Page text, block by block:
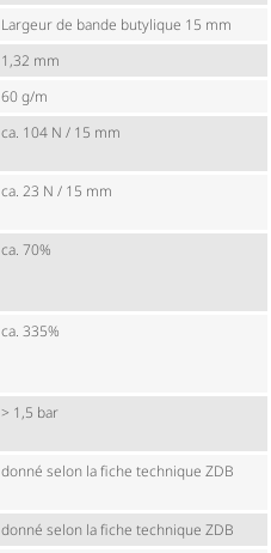
Largeur de bande butylique 15 mm
1,32 mm
60 g/m
ca. 104 N / 15 mm
ca. 23 N / 15 mm
ca. 70%
ca. 335%
> 1,5 bar
donné selon la fiche technique ZDB
donné selon la fiche technique ZDB